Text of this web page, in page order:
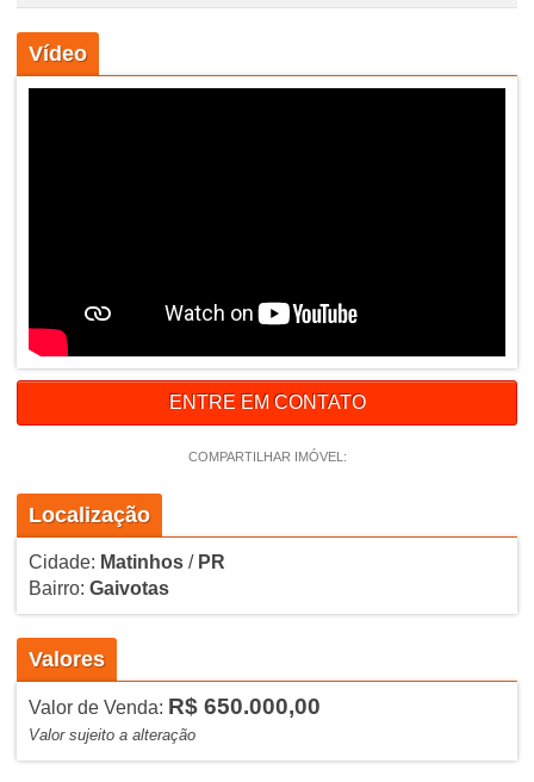
Vídeo
ENTRE EM CONTATO
COMPARTILHAR IMÓVEL:
Localização
Cidade: Matinhos/ PR
Bairro: Gaivotas
Valores
Valor de Venda: R$ 650.000,00
Valor sujeito a alteração